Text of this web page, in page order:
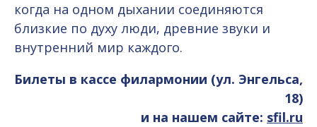
когда на одном дыхании соединяются
близкие по духу люди, древние звуки и
внутренний мир каждого.
Билеты в кассе филармонии (ул. Энгельса,
18)
и на нашем сайте: sfil.ru